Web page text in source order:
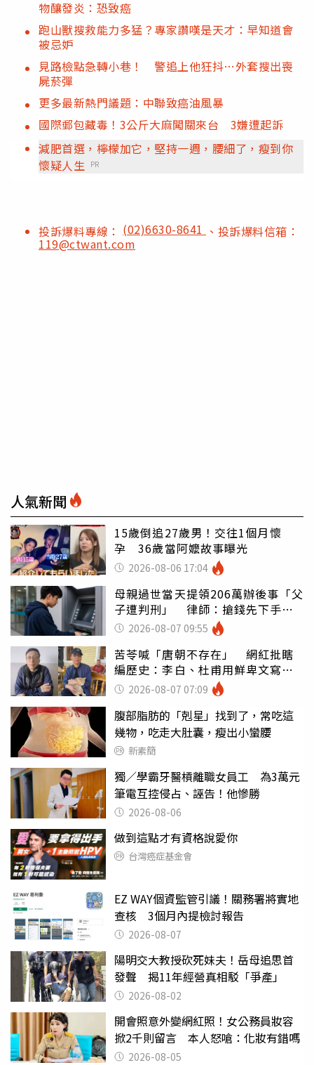
物釀發炎：恐致癌
跑山獸搜救能力多猛？專家讚嘆是天才：早知道會
被忌妒
見路檢點急轉小巷！ 警追上他狂抖…外套搜出喪
屍菸彈
更多最新熱門議題：中聯致癌油風暴
國際郵包藏毒！3公斤大麻闖關來台 3嫌遭起訴
減肥首選，檸檬加它，堅持一週，腰細了，瘦到你
懷疑人生 PR
投訴爆料專線： (02)6630-8641 、投訴爆料信箱：
119@ctwant.com
人氣新聞
15歲倒追27歲男！交往1個月懷
孕 36歲當阿嬤故事曝光
2026-08-06 17:04
母親過世當天提領206萬辦後事「父
子遭判刑」 律師：搶錢先下手是
罪 2026-08-07 09:55
苦苓喊「唐朝不存在」 網紅批瞎
編歷史：李白、杜甫用鮮卑文寫
詩？2026-08-07 07:09
腹部脂肪的「剋星」找到了，常吃這
幾物，吃走大肚囊，瘦出小蠻腰
新素簡
獨／學霸牙醫槓離職女員工 為3萬元
筆電互控侵占、誣告！他慘勝
2026-08-06
做到這點才有資格說愛你
台灣癌症基金會
EZ WAY個資監管引議！關務署將實地
查核 3個月內提檢討報告
2026-08-07
陽明交大教授砍死妹夫！岳母追思首
發聲 揭11年經營真相駁「爭產」
2026-08-02
開會照意外變網紅照！女公務員妝容
掀2千則留言 本人怒嗆：化妝有錯嗎
2026-08-05